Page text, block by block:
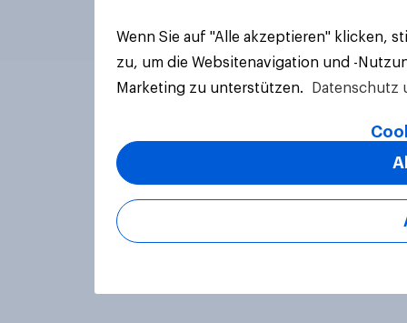
Wenn Sie auf "Alle akzeptieren" klicken,
zu, um die Websitenavigation und -
Marketing zu unterstützen.
Datenschutz